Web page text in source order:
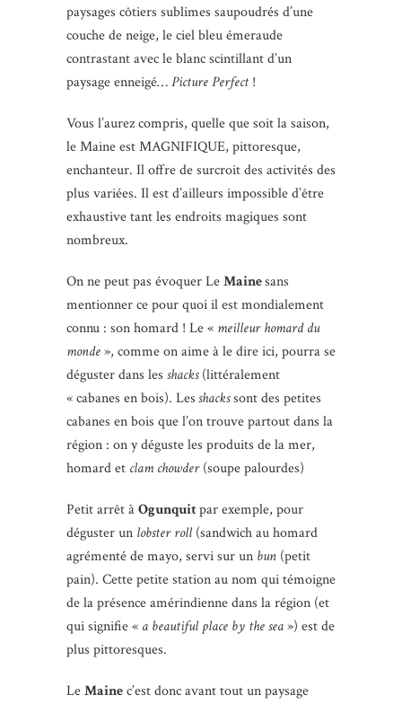
paysages côtiers sublimes saupoudrés d’une
couche de neige, le ciel bleu émeraude
contrastant avec le blanc scintillant d’un
paysage enneigé…Picture Perfect !
Vous l’aurez compris, quelle que soit la saison,
le Maine est MAGNIFIQUE, pittoresque,
enchanteur. Il offre de surcroit des activités des
plus variées. Il est d’ailleurs impossible d’être
exhaustive tant les endroits magiques sont
nombreux.
On ne peut pas évoquer LeMainesans
mentionner ce pour quoi il est mondialement
connu : son homard ! Le « meilleur homard du
monde», comme on aime à le dire ici, pourra se
déguster dans les shacks(littéralement
« cabanes en bois). Lesshackssont des petites
cabanes en bois que l’on trouve partout dans la
région : on y déguste les produits de la mer,
homard et clam chowder(soupe palourdes)
Petit arrêt àOgunquitpar exemple, pour
déguster un lobster roll (sandwich au homard
agrémenté de mayo, servi sur un bun (petit
pain). Cette petite station au nom qui témoigne
de la présence amérindienne dans la région (et
qui signifie « a beautiful place by the sea») est de
plus pittoresques.
LeMainec’est donc avant tout un paysage